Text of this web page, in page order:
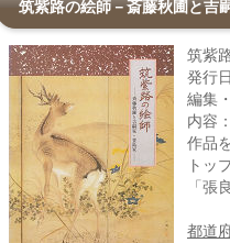
筑紫路の絵師－斎藤秋圃と吉
筑紫
発行
編集
内容
作品
トッ
「張
都道